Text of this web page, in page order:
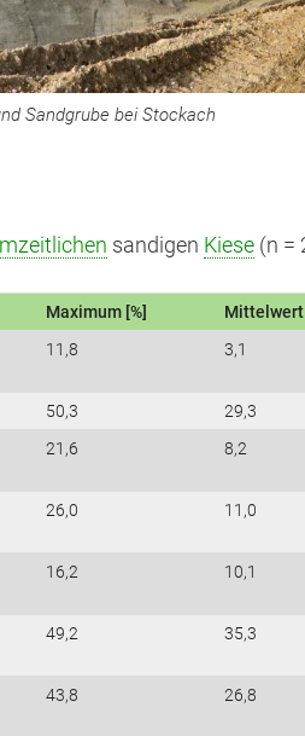
Sandgrube bei Stockach
sandigen Kiese (n =
Maximum [%]
Mittelwert
11,8 3,1
50,3
29,3
21,6 8,2
26,0 11,0
16,2 10,1
49,2 35,3
43,8 26,8